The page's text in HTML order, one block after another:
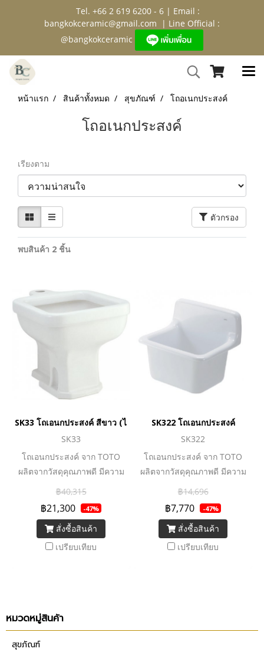
Tel. +66 2 619 6200 - 6 | Email :
bangkokceramic@gmail.com | Line Official :
@bangkokceramic
หน้าแรก สินค้าทั้งหมด สุขภัณฑ์ โถอเนกประสงค์
โถอเนกประสงค์
เรียงตาม
ตัวกรอง
พบสินค้า 2 ชิ้น
SK33 โถเอนกประสงค์ สีขาว (ไม่รวมฟลัชวาล์ว)
SK33
โถเอนกประสงค์ จาก TOTO
ผลิตจากวัสดุคุณภาพดี มีความ
แข็งแรง และทนทานต่อการใช้
งาน ให้คุณมั่นใจในความ
สะอาด ให้คุณใช้งานเพื่อสุข
อนามัยได้อย่างลงตัว
฿40,315
฿21,300 -47%
สั่งซื้อสินค้า
เปรียบเทียบ
SK322 โถเอนกประสงค์
SK322
โถเอนกประสงค์ จาก TOTO
ผลิตจากวัสดุคุณภาพดี มีความ
แข็งแรง และทนทานต่อการใช้
งาน ให้คุณมั่นใจในความ
สะอาด ให้คุณใช้งานเพื่อสุข
อนามัยได้อย่างลงตัว
฿14,696
฿7,770 -47%
สั่งซื้อสินค้า
เปรียบเทียบ
หมวดหมู่สินค้า
สุขภัณฑ์